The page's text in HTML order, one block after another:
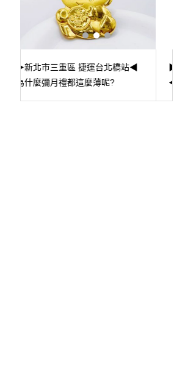
▶新北市永和區 捷運頂溪站
◀CHANEL香奈兒 J12收購 精品